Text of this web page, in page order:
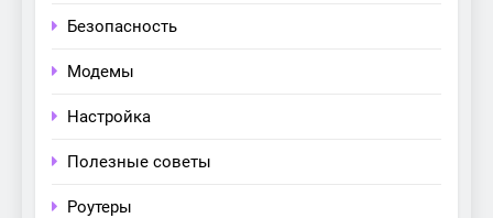
Безопасность
Модемы
Настройка
Полезные советы
Роутеры